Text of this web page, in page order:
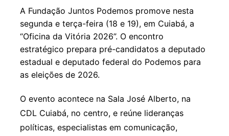
A Fundação Juntos Podemos promove nesta
segunda e terça-feira (18 e 19), em Cuiabá, a
“Oficina da Vitória 2026”. O encontro
estratégico prepara pré-candidatos a deputado
estadual e deputado federal do Podemos para
as eleições de 2026.
O evento acontece na Sala José Alberto, na
CDL Cuiabá, no centro, e reúne lideranças
políticas, especialistas em comunicação,